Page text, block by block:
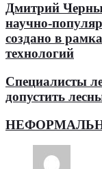
Дмитрий
научно-
создано в
технологий
Специалисты
допустить